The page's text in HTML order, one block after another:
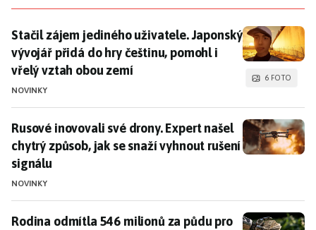
Stačil zájem jediného uživatele. Japonský vývojář
Stačil zájem jediného uživatele. Japonský
vývojář přidá do hry češtinu, pomohl i
vřelý vztah obou zemí
NOVINKY
6 FOTO
Rusové inovovali své drony. Expert našel chytrý
Rusové inovovali své drony. Expert našel
chytrý způsob, jak se snaží vyhnout rušení
signálu
NOVINKY
Rodina odmítla 546 milionů za půdu pro obří
Rodina odmítla 546 milionů za půdu pro